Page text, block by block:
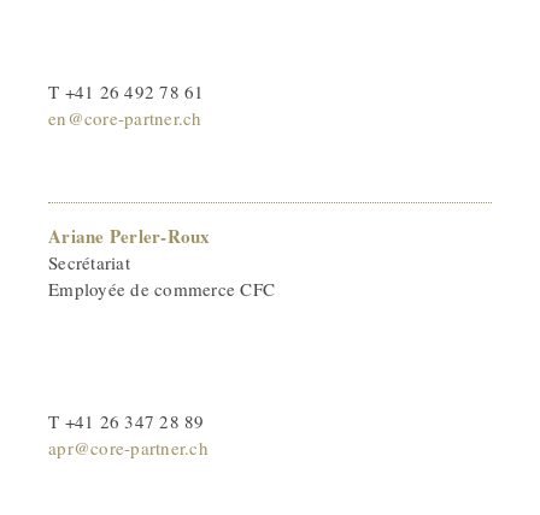
T +41 26 492 78 61
en@core-partner.ch
Ariane Perler-Roux
Secrétariat
Employée de commerce CFC
T +41 26 347 28 89
apr@core-partner.ch